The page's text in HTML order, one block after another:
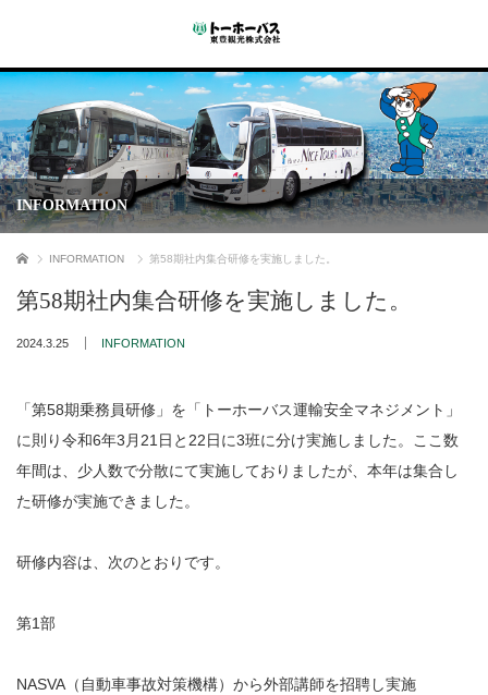
INFORMATION
ホーム INFORMATION 第58期社内集合研修を実施しました。
第58期社内集合研修を実施しました。
2024.3.25 INFORMATION
「第58期乗務員研修」を「トーホーバス運輸安全マネジメント」
に則り令和6年3月21日と22日に3班に分け実施しました。ここ数
年間は、少人数で分散にて実施しておりましたが、本年は集合し
た研修が実施できました。
研修内容は、次のとおりです。
第1部
NASVA（自動車事故対策機構）から外部講師を招聘し実施